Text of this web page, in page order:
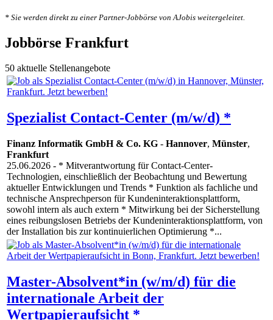
* Sie werden direkt zu einer Partner-Jobbörse von AJobis weitergeleitet.
Jobbörse Frankfurt
50 aktuelle Stellenangebote
Spezialist Contact-Center (m/w/d) *
Finanz Informatik GmbH & Co. KG - Hannover, Münster,
Frankfurt
25.06.2026 - * Mitverantwortung für Contact-Center-
Technologien, einschließlich der Beobachtung und Bewertung
aktueller Entwicklungen und Trends * Funktion als fachliche und
technische Ansprechperson für Kundeninteraktionsplattform,
sowohl intern als auch extern * Mitwirkung bei der Sicherstellung
eines reibungslosen Betriebs der Kundeninteraktionsplattform, von
der Installation bis zur kontinuierlichen Optimierung *...
Master-Absolvent*in (w/m/d) für die
internationale Arbeit der
Wertpapieraufsicht *